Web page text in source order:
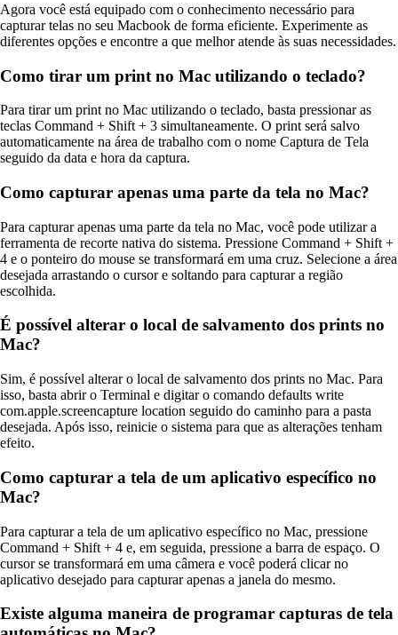
Agora você está equipado com o conhecimento necessário para
capturar telas no seu Macbook de forma eficiente. Experimente as
diferentes opções e encontre a que melhor atende às suas necessidades.
Como tirar um print no Mac utilizando o teclado?
Para tirar um print no Mac utilizando o teclado, basta pressionar as
teclas Command + Shift + 3 simultaneamente. O print será salvo
automaticamente na área de trabalho com o nome Captura de Tela
seguido da data e hora da captura.
Como capturar apenas uma parte da tela no Mac?
Para capturar apenas uma parte da tela no Mac, você pode utilizar a
ferramenta de recorte nativa do sistema. Pressione Command + Shift +
4 e o ponteiro do mouse se transformará em uma cruz. Selecione a área
desejada arrastando o cursor e soltando para capturar a região
escolhida.
É possível alterar o local de salvamento dos prints no
Mac?
Sim, é possível alterar o local de salvamento dos prints no Mac. Para
isso, basta abrir o Terminal e digitar o comando defaults write
com.apple.screencapture location seguido do caminho para a pasta
desejada. Após isso, reinicie o sistema para que as alterações tenham
efeito.
Como capturar a tela de um aplicativo específico no
Mac?
Para capturar a tela de um aplicativo específico no Mac, pressione
Command + Shift + 4 e, em seguida, pressione a barra de espaço. O
cursor se transformará em uma câmera e você poderá clicar no
aplicativo desejado para capturar apenas a janela do mesmo.
Existe alguma maneira de programar capturas de tela